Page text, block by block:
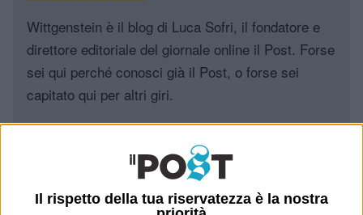
Il rispetto della tua riservatezza è la nostra
Wittgenstein è il blog di Luca Sofri, il fondatore e
direttore editoriale del giornale online il Post. Forse
sei qui perché conosci già il Post, o forse sei
capitato qui per altri giri.
In questo secondo caso, e se Wittgenstein ti piace,
potrebbe piacerti anche il Post: che è partito
proprio da qui, e dal voler portare gli approcci di
questo blog dentro a un progetto più grande.